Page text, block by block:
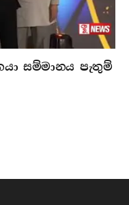
සම්මානය පැතුම්